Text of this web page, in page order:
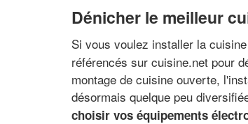
Dénicher le meilleur
Si vous voulez installer la
référencés sur cuisine.net pour
montage de cuisine ouverte,
désormais quelque peu
choisir vos équipements